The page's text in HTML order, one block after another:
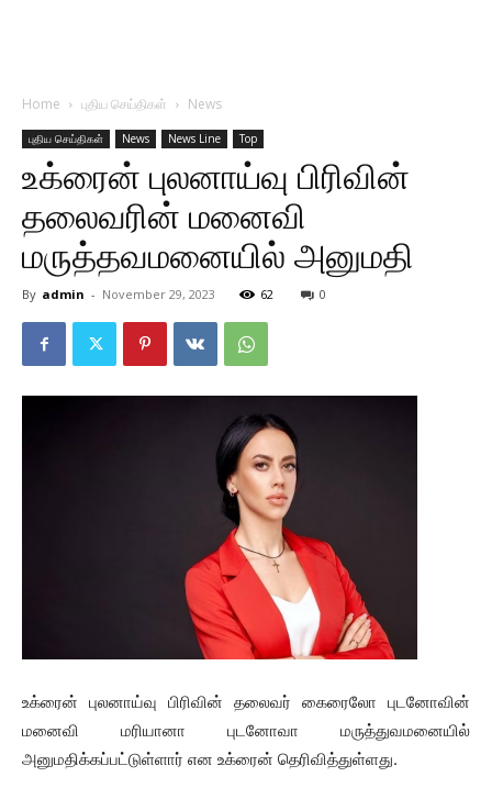
Home புதிய செய்திகள் News
புதிய செய்திகள் News News Line Top
உக்ரைன் புலனாய்வு பிரிவின்
தலைவரின் மனைவி
மருத்தவமனையில் அனுமதி
By admin - November 29, 2023 62 0
உக்ரைன் புலனாய்வு பிரிவின் தலைவர் கைரைலோ புடனோவின்
மனைவி மரியானா புடனோவா மருத்துவமனையில்
அனுமதிக்கப்பட்டுள்ளார் என உக்ரைன் தெரிவித்துள்ளது.